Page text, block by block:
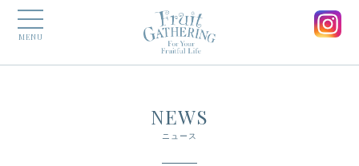
MENU
NEWS
ニュース